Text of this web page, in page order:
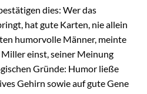
dies: Wer das
hat gute Karten, nie allein
humorvolle Männer, meinte
einst, seiner Meinung
Gründe: Humor ließe
Gehirn sowie auf gute Gene